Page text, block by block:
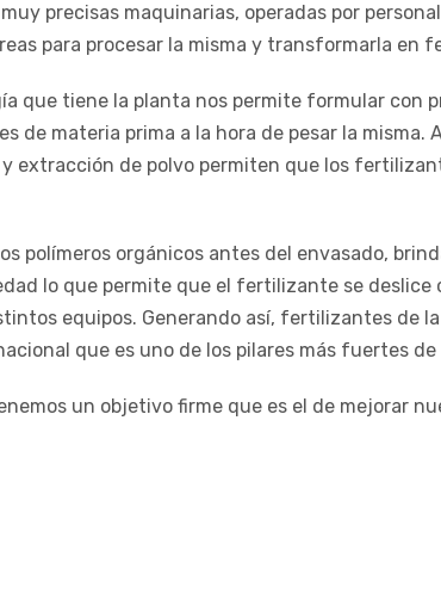
precisas maquinarias, operadas por
para procesar la misma y transformarla en
que tiene la planta nos permite formular con
de materia prima a la hora de pesar la misma.
extracción de polvo permiten que los
polímeros orgánicos antes del envasado,
lo que permite que el fertilizante se
equipos. Generando así, fertilizantes de
que es uno de los pilares más fuertes
un objetivo firme que es el de mejorar